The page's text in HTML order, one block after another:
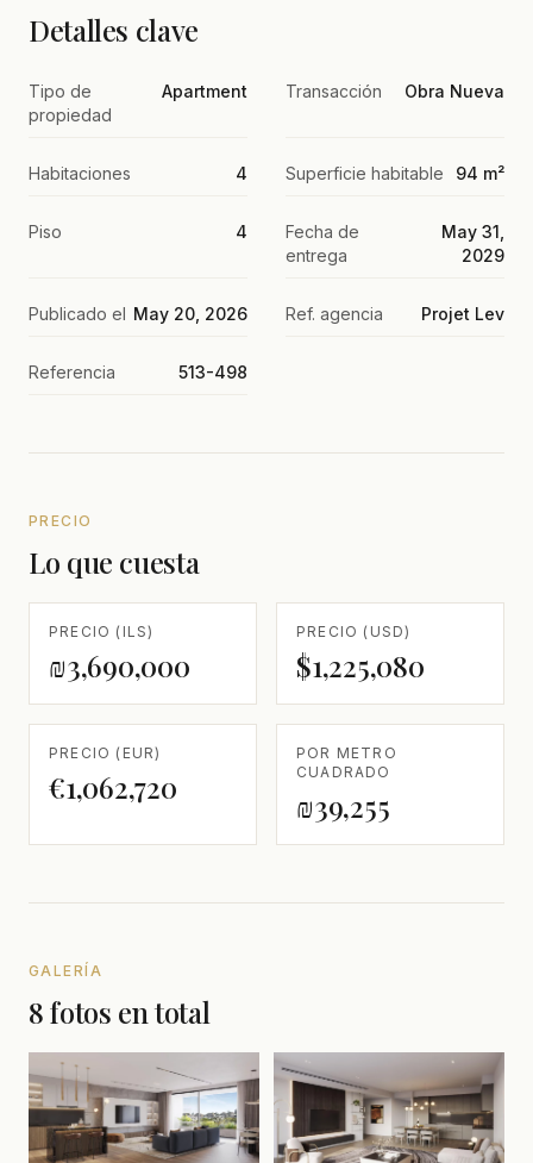
Detalles clave
Tipo de
propiedad
Apartment Transacción Obra Nueva
Habitaciones 4 Superficie habitable 94 m²
Piso 4
Fecha de
entrega
May 31,
2029
Publicado el May 20, 2026 Ref. agencia Projet Lev
Referencia 513-498
PRECIO
Lo que cuesta
PRECIO (ILS)
₪3,690,000
PRECIO (USD)
$1,225,080
PRECIO (EUR)
€1,062,720
POR METRO
CUADRADO
₪39,255
GALERÍA
8 fotos en total